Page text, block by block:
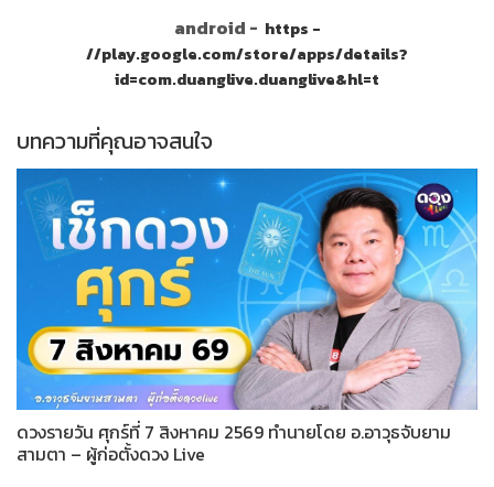
android - https -
//play.google.com/store/apps/details?
id=com.duanglive.duanglive&hl=t
บทความที่คุณอาจสนใจ
ดวงรายวัน ศุกร์ที่ 7 สิงหาคม 2569 ทำนายโดย อ.อาวุธจับยาม
สามตา – ผู้ก่อตั้งดวง Live